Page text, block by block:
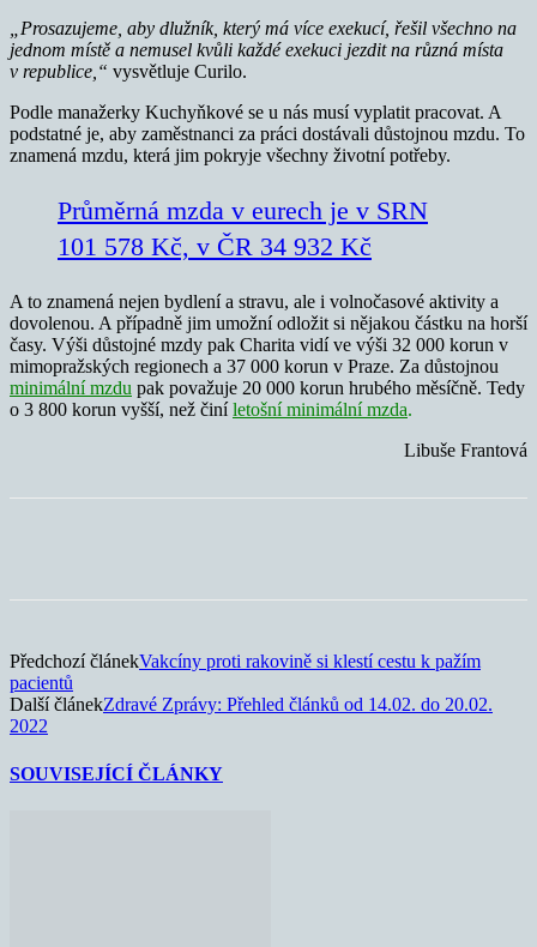
„Prosazujeme, aby dlužník, který má více exekucí, řešil všechno na
jednom místě a nemusel kvůli každé exekuci jezdit na různá místa
v republice,“ vysvětluje Curilo.
Podle manažerky Kuchyňkové se u nás musí vyplatit pracovat. A
podstatné je, aby zaměstnanci za práci dostávali důstojnou mzdu. To
znamená mzdu, která jim pokryje všechny životní potřeby.
Průměrná mzda v eurech je v SRN
101 578 Kč, v ČR 34 932 Kč
A to znamená nejen bydlení a stravu, ale i volnočasové aktivity a
dovolenou. A případně jim umožní odložit si nějakou částku na horší
časy. Výši důstojné mzdy pak Charita vidí ve výši 32 000 korun v
mimopražských regionech a 37 000 korun v Praze. Za důstojnou
minimální mzdu pak považuje 20 000 korun hrubého měsíčně. Tedy
o 3 800 korun vyšší, než činíletošní minimální mzda.
Libuše Frantová
Předchozí článekVakcíny proti rakovině si klestí cestu k pažím
pacientů
Další článekZdravé Zprávy: Přehled článků od 14.02. do 20.02.
2022
SOUVISEJÍCÍ ČLÁNKY